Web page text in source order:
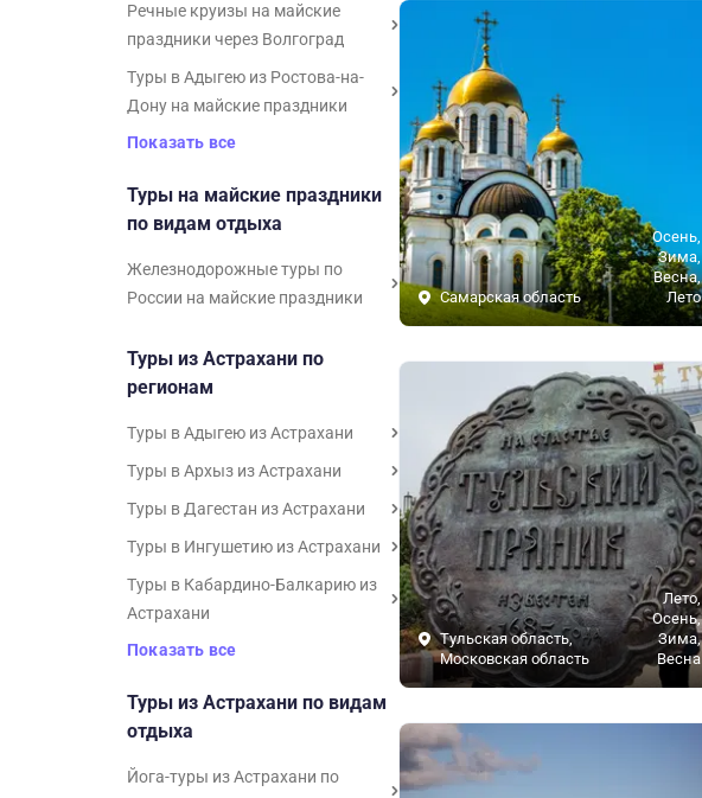
Речные круизы на майские
праздники через Волгоград
Туры в Адыгею из Ростова-на-
Дону на майские праздники
Показать все
Туры на майские праздники
по видам отдыха
Железнодорожные туры по
России на майские праздники
Туры из Астрахани по
регионам
Туры в Адыгею из Астрахани
Туры в Архыз из Астрахани
Туры в Дагестан из Астрахани
Туры в Ингушетию из Астрахани
Туры в Кабардино-Балкарию из
Астрахани
Показать все
Туры из Астрахани по видам
отдыха
Йога-туры из Астрахани по
Самарская область
Осень,
Зима,
Весна,
Лето
Тульская область,
Московская область
Лето,
Осень,
Зима,
Весна